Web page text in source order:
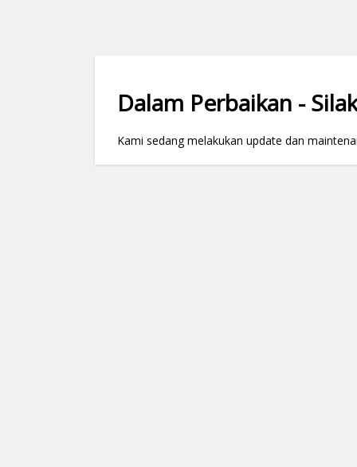
Dalam Perbaikan -
Kami sedang melakukan update dan